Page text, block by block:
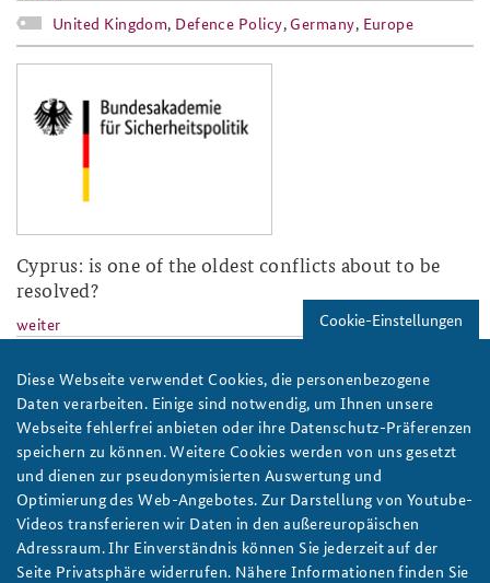
United Kingdom, Defence Policy, Germany, Europe
Cyprus: is one of the oldest conflicts about to be
resolved?
weiter
baks-logo_neu.png
Cookie-Einstellungen
Diese Webseite verwendet Cookies, die personenbezogene
Daten verarbeiten. Einige sind notwendig, um Ihnen unsere
Webseite fehlerfrei anbieten oder ihre Datenschutz-Präferenzen
speichern zu können. Weitere Cookies werden von uns gesetzt
und dienen zur pseudonymisierten Auswertung und
Optimierung des Web-Angebotes. Zur Darstellung von Youtube-
Videos transferieren wir Daten in den außereuropäischen
Adressraum. Ihr Einverständnis können Sie jederzeit auf der
Seite Privatsphäre widerrufen. Nähere Informationen finden Sie